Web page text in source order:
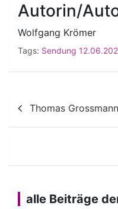
Autorin/
Wolfgang Krömer
Tags: Sendung
Thomas
alle Beiträge